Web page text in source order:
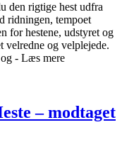
den rigtige hest udfra
ridningen, tempoet
for hestene, udstyret og
velredne og velplejede.
- Læs mere
– modtaget